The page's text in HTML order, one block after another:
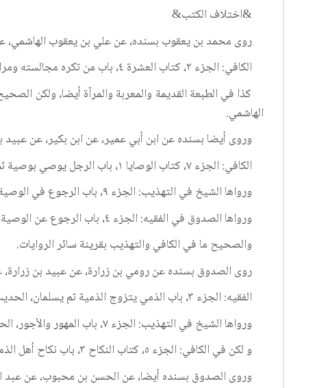
&اختلاف الكتب&
روى محمد بن يعقوب بسنده، عن علي بن يعقوب الهاشمي،
الكافي: الجزء ٢، كتاب العشرة ٤، باب من تكره مجالسته ومرافقته ٤، الحديث ١١.
كذا في الطبعة القديمة والمعربة والمرآة أيضا، ولكن
الهاشمي.
وروى أيضا بسنده عن ابن أبي عمير، عن ابن بكير، عن عبيد
الكافي: الجزء ٧، كتاب الوصايا ١، باب الرجل يوصي بوصية ثم يرجع عنها ٨، الحديث ١.
ورواها الشيخ في التهذيب: الجزء ٩، باب الرجوع في الوصية، الحديث ٧٦٠.
ورواها الصدوق في الفقيه: الجزء ٤، باب الرجوع عن الوصية، الحديث ٥٠٩، إلا أن فيه: بكير بن أعين، عن عبيد بن زرارة.
والصحيح ما في الكافي والتهذيب بقرينة سائر الروايات.
روى الصدوق بسنده عن رومي بن زرارة، عن عبيد بن زرارة،
الفقيه: الجزء ٣، باب الذمي يتزوج الذمية ثم يسلمان، الحديث ١٣٨٣.
ورواها الشيخ في التهذيب: الجزء ٧، باب المهور والأجور، الحديث ١٤٤٨.
و لكن في الكافي: الجزء ٥، كتاب النكاح ٣، باب نكاح أهل الذمة ٨٦، الحديث ٩، رومي بن زرارة عن أبي عبد الله(عليه السلام) بلا واسطة.
وروى الصدوق بسنده أيضا، عن الحسن بن محبوب، عن عبد